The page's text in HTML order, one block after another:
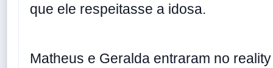
que ele respeitasse a idosa.
Matheus e Geralda entraram no